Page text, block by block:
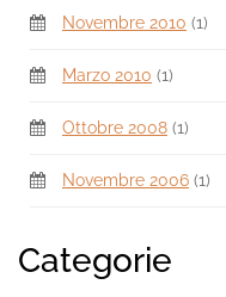
Novembre 2010 (1)
Marzo 2010 (1)
Ottobre 2008 (1)
Novembre 2006 (1)
Categorie